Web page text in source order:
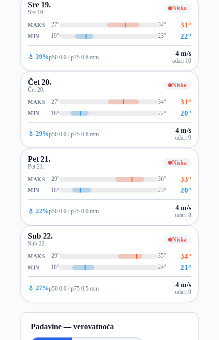
Sre 19.
Sre 19.
Niska
MAKS 27° 34° 31°
MIN 19° 23° 22°
💧 39%p50 0.0 / p75 0.6 mm 4 m/s
udari 10
Čet 20.
Čet 20.
Niska
MAKS 27° 34° 31°
MIN 18° 22° 20°
💧 29%p50 0.0 / p75 0.6 mm 4 m/s
udari 9
Pet 21.
Pet 21.
Niska
MAKS 29° 36° 33°
MIN 18° 23° 20°
💧 22%p50 0.0 / p75 0.0 mm 4 m/s
udari 8
Sub 22.
Sub 22.
Niska
MAKS 29° 35° 34°
MIN 18° 24° 21°
💧 27%p50 0.0 / p75 0.5 mm 4 m/s
udari 9
Padavine — verovatnoća